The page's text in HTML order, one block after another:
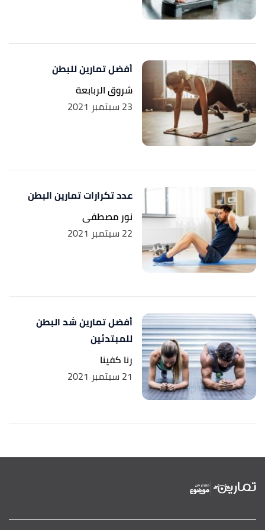
أفضل تمارين للبطن
شروق الربابعة
23 سبتمبر 2021
عدد تكرارات تمارين البطن
نور مصطفى
22 سبتمبر 2021
أفضل تمارين شد البطن
للمبتدئين
رنا كفينا
21 سبتمبر 2021